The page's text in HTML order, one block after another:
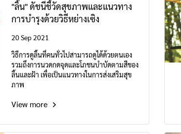
"ลิ้น" ดัชนีชี้วัดสุขภาพและแนวทาง
การบำรุงด้วยวิธีหย่างเซิง
20 Sep 2021
วิธีการดูลิ้นที่คนทั่วไปสามารถดูได้ด้วยตนเอง
รวมถึงการนวดกดจุดและโภชนบำบัดตามสีของ
ลิ้นและฝ้า เพื่อเป็นแนวทางในการส่งเสริมสุข
ภาพ
View more